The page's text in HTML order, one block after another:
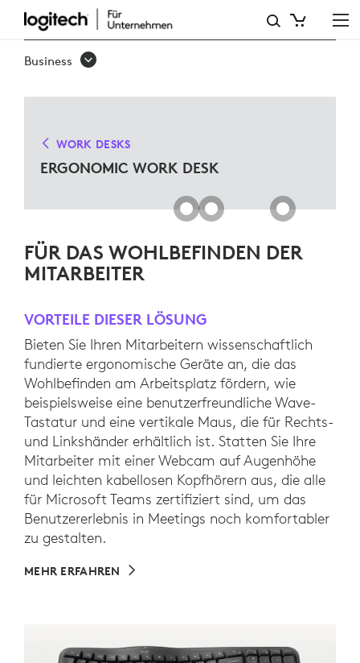
ERGO
WORK
FÜR
MICROSOFT
TEAMS
Business
WORK DESKS
ERGONOMIC WORK DESK
FÜR DAS WOHLBEFINDEN DER
MITARBEITER
VORTEILE DIESER LÖSUNG
Bieten Sie Ihren Mitarbeitern wissenschaftlich
fundierte ergonomische Geräte an, die das
Wohlbefinden am Arbeitsplatz fördern, wie
beispielsweise eine benutzerfreundliche Wave-
Tastatur und eine vertikale Maus, die für Rechts-
und Linkshänder erhältlich ist. Statten Sie Ihre
Mitarbeiter mit einer Webcam auf Augenhöhe
und leichten kabellosen Kopfhörern aus, die alle
für Microsoft Teams zertifiziert sind, um das
Benutzererlebnis in Meetings noch komfortabler
zu gestalten.
MEHR ERFAHREN